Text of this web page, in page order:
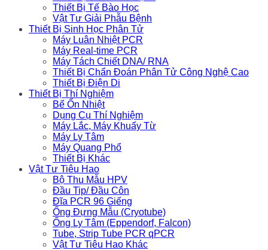
Thiết Bị Tế Bào Học
Vật Tư Giải Phẫu Bệnh
Thiết Bị Sinh Học Phân Tử
Máy Luân Nhiệt PCR
Máy Real-time PCR
Máy Tách Chiết DNA/ RNA
Thiết Bị Chẩn Đoán Phân Tử Công Nghệ Cao
Thiết Bị Điện Di
Thiết Bị Thí Nghiệm
Bể Ổn Nhiệt
Dụng Cụ Thí Nghiệm
Máy Lắc, Máy Khuấy Từ
Máy Ly Tâm
Máy Quang Phổ
Thiết Bị Khác
Vật Tư Tiêu Hao
Bộ Thu Mẫu HPV
Đầu Tip/ Đầu Côn
Đĩa PCR 96 Giếng
Ống Đựng Mẫu (Cryotube)
Ống Ly Tâm (Eppendorf, Falcon)
Tube, Strip Tube PCR qPCR
Vật Tư Tiêu Hao Khác